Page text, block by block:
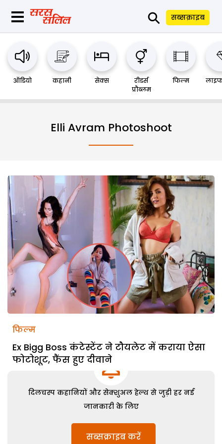
⚲ सब्सक्राइब
ऑडियो कहानी सेक्स
रीडर्स
प्रौब्लम
फिल्म
Elli Avram Photoshoot
फिल्म
Ex Bigg Boss कंटेस्टेंट ने टौयलेट में कराया ऐसा
फोटोशूट, फैंस हुए दीवाने
दिलचस्प कहानियों और सेक्शुअल हेल्थ से जुड़ी हर नई
जानकारी के लिए
सब्सक्राइब करें